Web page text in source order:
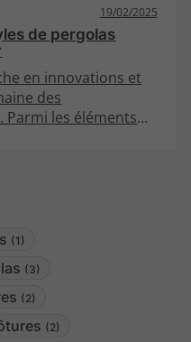
(1)
(3)
(2)
(2)
19/02/2025
de pergolas
en innovations et
des
Parmi les éléments
besoins des
d’un espace
les styles à adopter